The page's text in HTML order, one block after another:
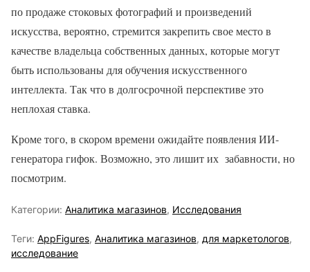
по продаже стоковых фотографий и произведений
искусства, вероятно, стремится закрепить свое место в
качестве владельца собственных данных, которые могут
быть использованы для обучения искусственного
интеллекта. Так что в долгосрочной перспективе это
неплохая ставка.
Кроме того, в скором времени ожидайте появления ИИ-
генератора гифок. Возможно, это лишит их забавности, но
посмотрим.
Категории: Аналитика магазинов, Исследования
Теги: AppFigures, Аналитика магазинов, для маркетологов,
исследование